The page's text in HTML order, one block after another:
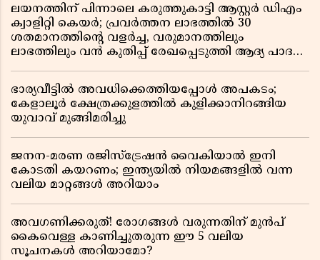
ലയനത്തിന് പിന്നാലെ കരുത്തുകാട്ടി ആസ്റ്റർ ഡിഎം
ക്വാളിറ്റി കെയർ; പ്രവർത്തന ലാഭത്തിൽ 30
ശതമാനത്തിൻ്റെ വളർച്ച, വരുമാനത്തിലും
ലാഭത്തിലും വൻ കുതിപ്പ് രേഖപ്പെടുത്തി ആദ്യ പാദ
ഭാര്യവീട്ടിൽ അവധിക്കെത്തിയപ്പോൾ അപകടം;
കേളാലൂർ ക്ഷേത്രക്കുളത്തിൽ കുളിക്കാനിറങ്ങിയ
യുവാവ് മുങ്ങിമരിച്ചു
ജനന-മരണ രജിസ്ട്രേഷൻ വൈകിയാൽ ഇനി
കോടതി കയറണം; ഇന്ത്യയിൽ നിയമങ്ങളിൽ വന്ന
വലിയ മാറ്റങ്ങൾ അറിയാം
അവഗണിക്കരുത്! രോഗങ്ങൾ വരുന്നതിന് മുൻപ്
കൈവെള്ള കാണിച്ചുതരുന്ന ഈ 5 വലിയ
സൂചനകൾ അറിയാമോ?